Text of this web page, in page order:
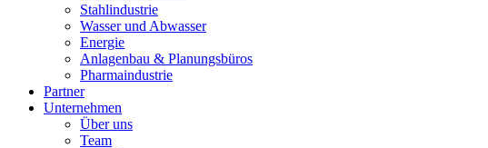
Stahlindustrie
Wasser und Abwasser
Energie
Anlagenbau & Planungsbüros
Pharmaindustrie
Partner
Unternehmen
Über uns
Team